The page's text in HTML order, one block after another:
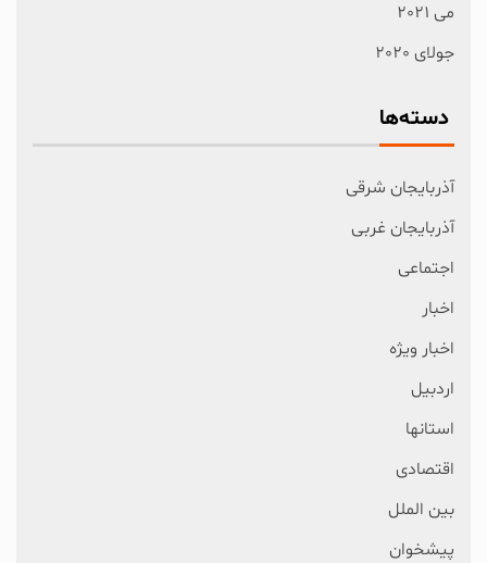
می 2021
جولای 2020
دسته‌ها
آذربایجان شرقی
آذربایجان غربی
اجتماعی
اخبار
اخبار ویژه
اردبیل
استانها
اقتصادی
بین الملل
پیشخوان